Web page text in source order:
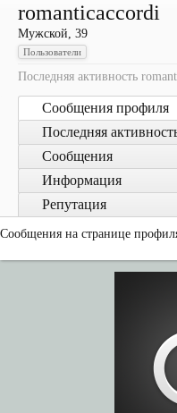
romanticaccordi
Мужской, 39
Пользователи
Последняя активность
Сообщения профиля
Последняя
Сообщения
Информация
Репутация
Сообщения на странице